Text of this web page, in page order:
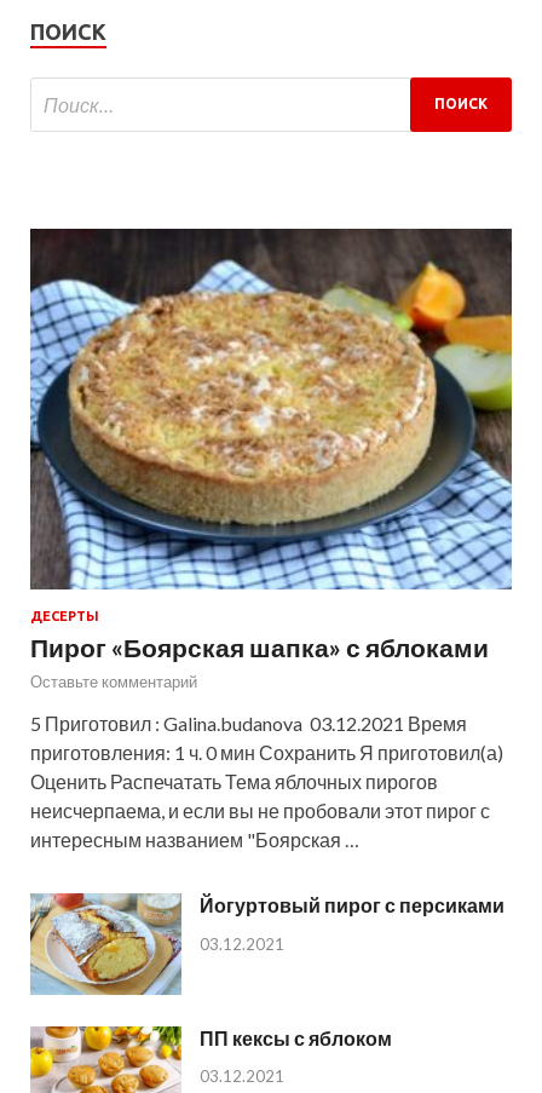
ПОИСК
ДЕСЕРТЫ
Пирог «Боярская шапка» с яблоками
Оставьте комментарий
5 Приготовил : Galina.budanova 03.12.2021 Время
приготовления: 1 ч. 0 мин Сохранить Я приготовил(а)
Оценить Распечатать Тема яблочных пирогов
неисчерпаема, и если вы не пробовали этот пирог с
интересным названием "Боярская …
Йогуртовый пирог с персиками
03.12.2021
ПП кексы с яблоком
03.12.2021